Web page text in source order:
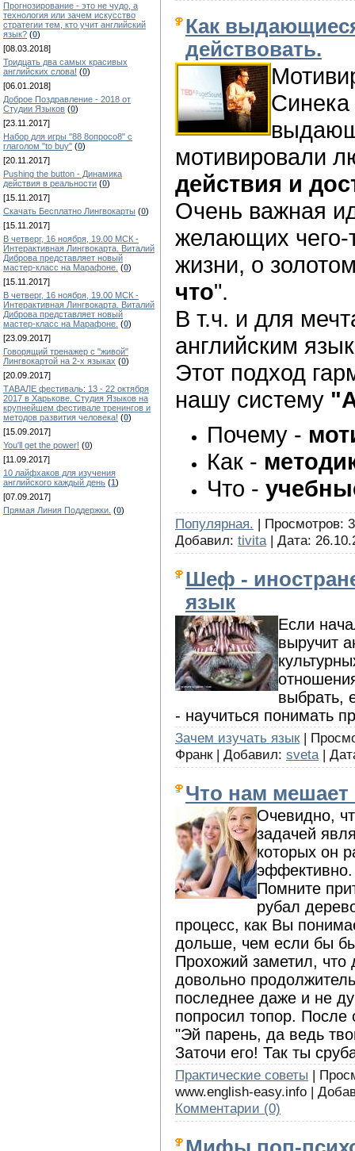
Прогнозирование - это не чудо, а
технология или зачем искусство
стратегии тем, кто учит английский
язык? (0)
[08.03.2018]
Тридцать два самых красивых
английских слова! (0)
[06.01.2018]
Доброе Поздравление - 2018 от
Студии Языков (0)
[23.11.2017]
Набор для игры "88 8опросо8" с
глаголом "to buy" (0)
[20.11.2017]
Pushing the button - Динамика
действия в реальности (0)
[15.11.2017]
Скачать Бесплатно Лингвокарты (0)
[15.11.2017]
В четверг, 16 ноября, 19.00 МСК -
Интерактивная Лингвокарта. Виталий
Диброва представляет новый
мастер-класс на Марафоне. (0)
[15.11.2017]
В четверг, 16 ноября, 19.00 МСК -
Интерактивная Лингвокарта. Виталий
Диброва представляет новый
мастер-класс на Марафоне. (0)
[23.09.2017]
Говорящий тренажер с "живой"
Лингвокартой на 2-х языках (0)
[20.09.2017]
ТАВАЛЕ фестиваль: 13 - 22 октября
2017 в Харькове. Студия Языков на
крупнейшем фестивале тренингов и
методов развития человека! (0)
[15.09.2017]
You'll get the power! (0)
[11.09.2017]
10 лайфхаков для изучения
английского каждый день (1)
[07.09.2017]
Прямая Линия Поддержки. (0)
Как
действовать.
Синека
мотивировали
действия и
Очень важная
желающих чего-
жизни, о
что".
В т.ч. и для
английским
Этот подход
нашу систему
Почему -
Как -
Что -
Популярная. | Просмотров:
Добавил: tivita | Дата:
Шеф -
язык
Если
выручит
выбрать,
- научиться понимать
Зачем изучать язык|
Франк | Добавил: sveta |
Что нам мешает
Очевидно,
задачей
которых он
эффективно.
Помните
рубал
процесс, как Вы
дольше, чем если бы
Прохожий заметил, что
довольно
последнее даже и не
попросил топор. После
"Эй парень, да ведь
Заточи его! Так ты
Практические советы |
www.english-easy.info |
Комментарии (0)